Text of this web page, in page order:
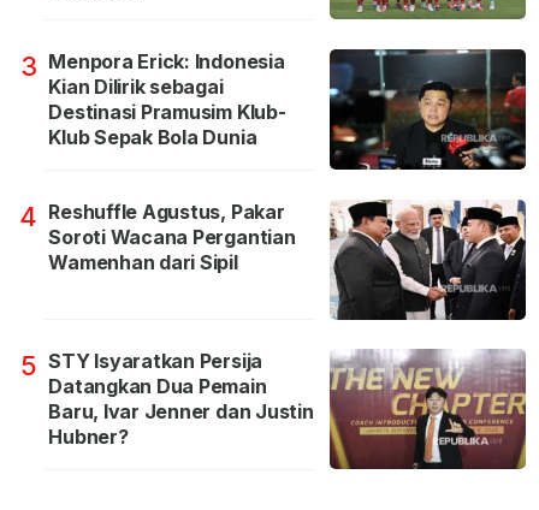
3 Menpora Erick: Indonesia
Kian Dilirik sebagai
Destinasi Pramusim Klub-
Klub Sepak Bola Dunia
4 Reshuffle Agustus, Pakar
Soroti Wacana Pergantian
Wamenhan dari Sipil
5 STY Isyaratkan Persija
Datangkan Dua Pemain
Baru, Ivar Jenner dan Justin
Hubner?